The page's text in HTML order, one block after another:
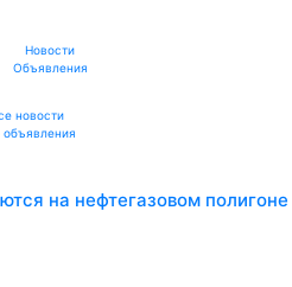
Новости
Объявления
новости
объявления
на нефтегазовом полигоне